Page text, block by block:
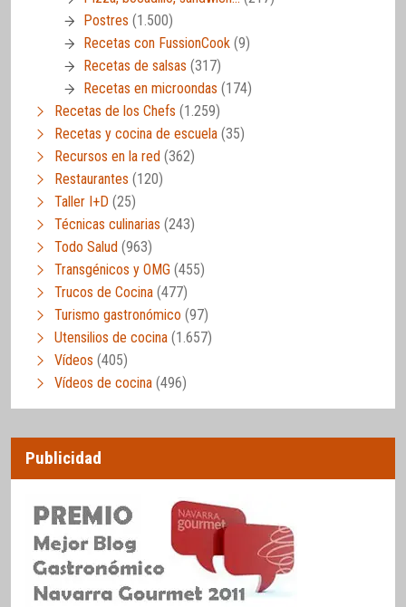
Postres (1.500)
Recetas con FussionCook (9)
Recetas de salsas (317)
Recetas en microondas (174)
Recetas de los Chefs (1.259)
Recetas y cocina de escuela (35)
Recursos en la red (362)
Restaurantes (120)
Taller I+D (25)
Técnicas culinarias (243)
Todo Salud (963)
Transgénicos y OMG (455)
Trucos de Cocina (477)
Turismo gastronómico (97)
Utensilios de cocina (1.657)
Vídeos (405)
Vídeos de cocina (496)
Publicidad